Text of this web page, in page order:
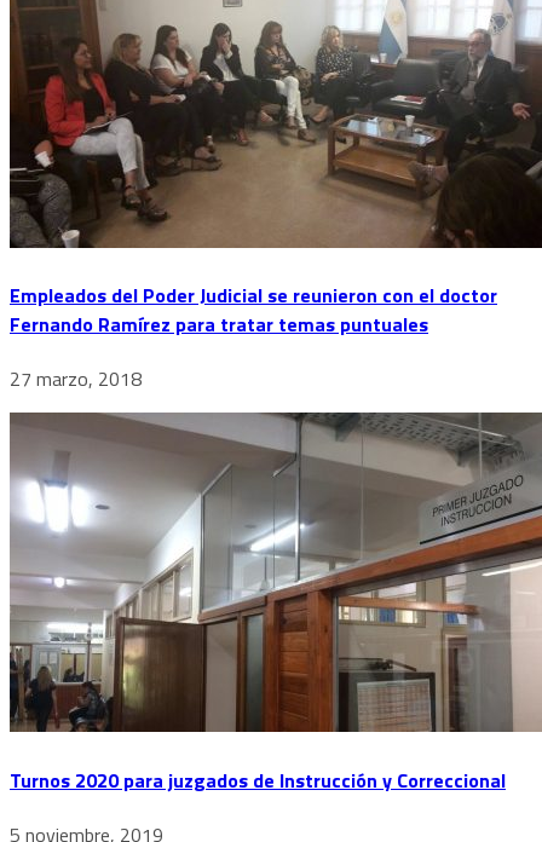
Empleados del Poder Judicial se reunieron con el doctor
Fernando Ramírez para tratar temas puntuales
27 marzo, 2018
Turnos 2020 para juzgados de Instrucción y Correccional
5 noviembre, 2019